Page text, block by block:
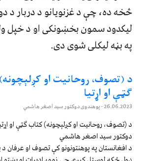
څخه ده، چې د غزنویانو د دربار
لیکدود سمون بخښونکی او د خپل
په بڼه لیکلی شوی دی.
د (تصوف، روحانیت او
ګټې او اړتیا
26.06.2023- پوهندوی دوکتور سید اصغر هاشمي
د (تصوف، روحانیت او کږلېچونه) کتاب ګټې او
دوکتور سید اصغر هاشمي
د افغانستان په پوهنتونونو کې تصوف او عرفان